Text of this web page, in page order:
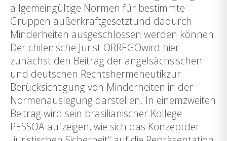
allgemeingültige Normen für bestimmte
Gruppen außerkraftgesetztund dadurch
Minderheiten ausgeschlossen werden können.
Der chilenische Jurist ORREGOwird hier
zunächst den Beitrag der angelsächsischen
und deutschen Rechtshermeneutikzur
Berücksichtigung von Minderheiten in der
Normenauslegung darstellen. In einemzweiten
Beitrag wird sein brasilianischer Kollege
PESSOA aufzeigen, wie sich das Konzeptder